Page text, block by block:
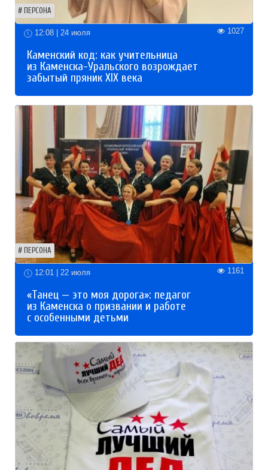
ПЕРСОНА
12:08 | 24 июля 1027
Каменский код: как учительница
из Каменска-Уральского возрождает
забытый пряник XIX века
ПЕРСОНА
12:01 | 22 июля 1161
«Танец — это моя дорога»: педагог
из Каменска о призвании и работе
с особенными детьми